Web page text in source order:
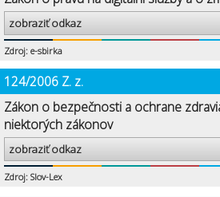
zobraziť odkaz
Zdroj: e-sbirka
124/2006 Z. z.
Zákon o bezpečnosti a ochrane
niektorých zákonov
zobraziť odkaz
Zdroj: Slov-Lex